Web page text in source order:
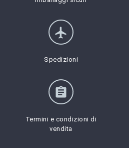
flight
Spedizioni
assignment
Termini e condizioni di
vendita